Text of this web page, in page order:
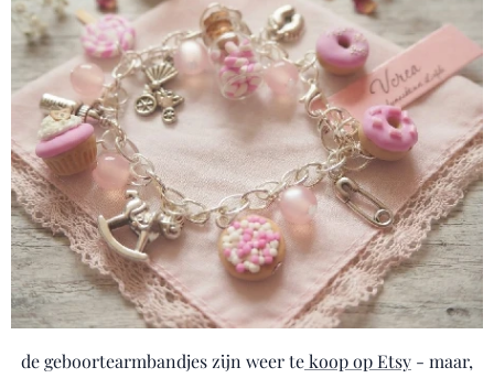
de geboortearmbandjes zijn weer tekoop op Etsy - maar,